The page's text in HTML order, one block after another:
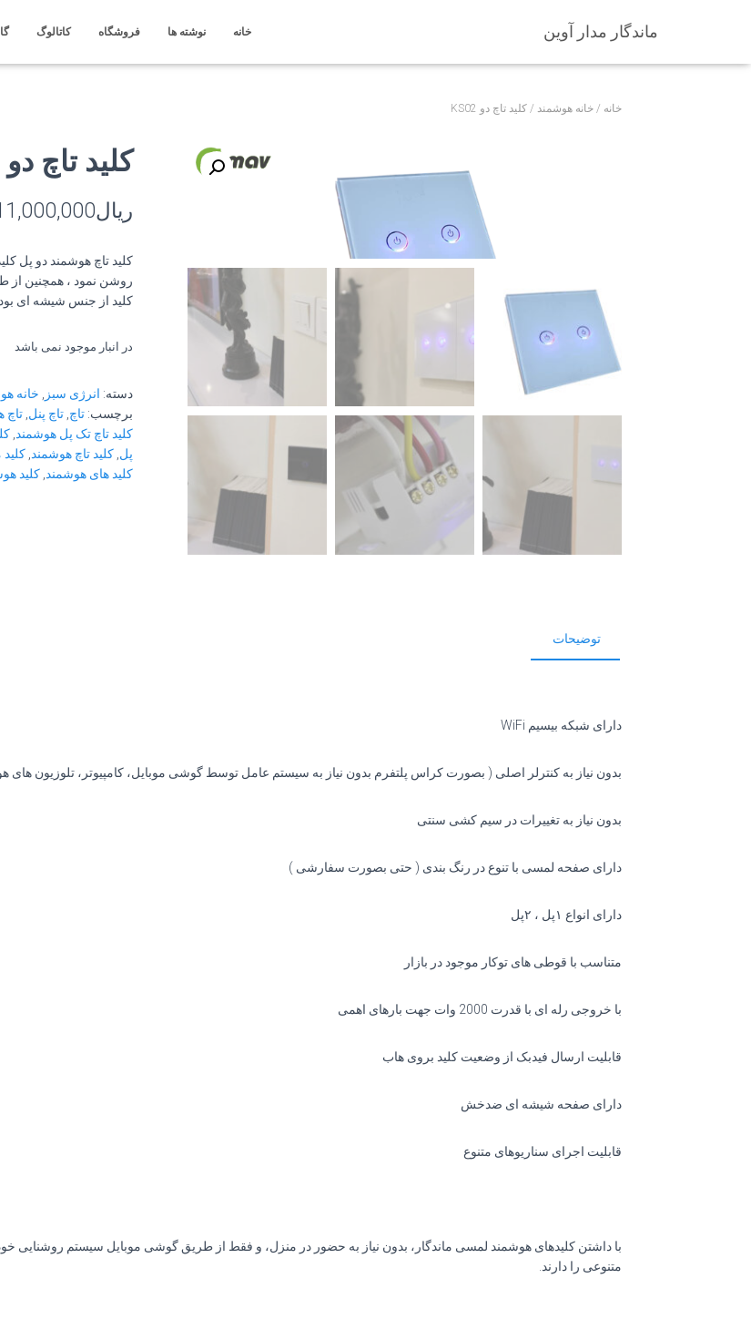
ماندگار مدار آوین خانه نوشته ها فروشگاه کاتالوگ
خانه / خانه هوشمند / کلید تاچ دو KS02
کلید تاچ دو KS02
ریال
کلید تاچ هوشمند دو پل
روشن نمود ، همچنین از
کلید از جنس شیشه ای
در انبار موجود نمی باشد
دسته: انرژی سبز
خانه
برچسب: تاچ تاچ پنل تاچ
کلید تاچ تک پل هوشمند
پل کلید تاچ هوشمند
کلید های هوشمند کلید
توضیحات
دارای شبکه بیسیم WiFi
بدون نیاز به کنترلر اصلی ( بصورت کراس پلتفرم بدون نیاز به سیستم عامل توسط گوشی موبایل، کامپیوتر، تلوزیون های
بدون نیاز به تغییرات در سیم کشی سنتی
دارای صفحه لمسی با تنوع در رنگ بندی ( حتی بصورت سفارشی )
دارای انواع ۱پل ، ۲پل
متناسب با قوطی های توکار موجود در بازار
با خروجی رله ای با قدرت 2000 وات جهت بارهای اهمی
قابلیت ارسال فیدبک از وضعیت کلید بروی هاب
دارای صفحه شیشه ای ضدخش
قابلیت اجرای سناریوهای متنوع
با داشتن کلیدهای هوشمند لمسی ماندگار، بدون نیاز به حضور در منزل، و فقط از طریق گوشی موبایل سیستم روشنایی خود
متنوعی را دارند.